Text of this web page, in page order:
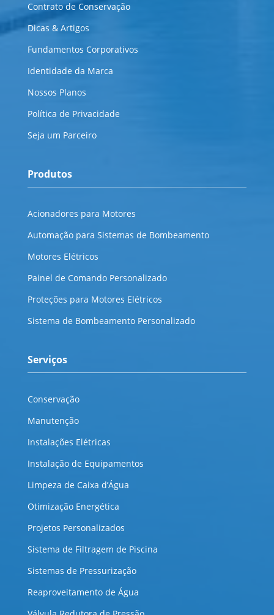
Contrato de Conservação
Dicas & Artigos
Fundamentos Corporativos
Identidade da Marca
Nossos Planos
Política de Privacidade
Seja um Parceiro
Produtos
Acionadores para Motores
Automação para Sistemas de Bombeamento
Motores Elétricos
Painel de Comando Personalizado
Proteções para Motores Elétricos
Sistema de Bombeamento Personalizado
Serviços
Conservação
Manutenção
Instalações Elétricas
Instalação de Equipamentos
Limpeza de Caixa d’Água
Otimização Energética
Projetos Personalizados
Sistema de Filtragem de Piscina
Sistemas de Pressurização
Reaproveitamento de Água